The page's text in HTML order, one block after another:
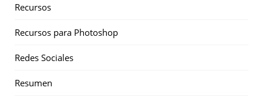
Recursos
Recursos para Photoshop
Redes Sociales
Resumen